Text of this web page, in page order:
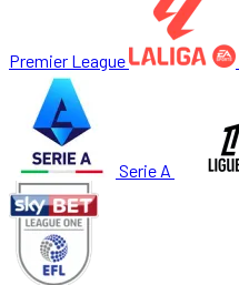
Premier League
Serie A